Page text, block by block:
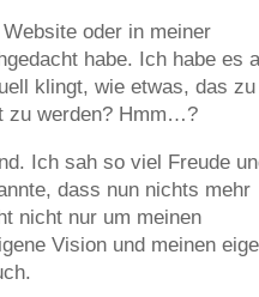
oder in meiner
habe. Ich habe es
klingt, wie etwas, das zu
zu werden? Hmm…?
Ich sah so viel Freude
dass nun nichts mehr
nicht nur um meinen
Vision und meinen